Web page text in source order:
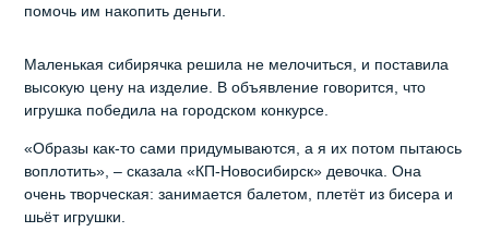
помочь им накопить деньги.
Маленькая сибирячка решила не мелочиться, и поставила
высокую цену на изделие. В объявление говорится, что
игрушка победила на городском конкурсе.
«Образы как-то сами придумываются, а я их потом пытаюсь
воплотить», – сказала «КП-Новосибирск» девочка. Она
очень творческая: занимается балетом, плетёт из бисера и
шьёт игрушки.